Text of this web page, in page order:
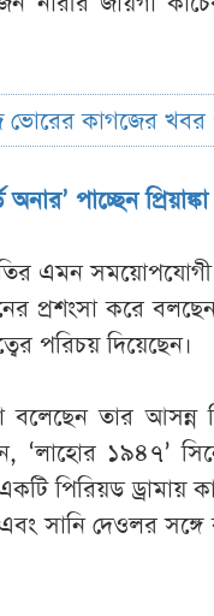
ভোরের কাগজের
অনার’ পাচ্ছেন
এমন
প্রশংসা করে
পরিচয় দিয়েছেন।
বলেছেন তার আসন্ন
‘লাহোর ১৯৪৭’
পিরিয়ড ড্রামায়
সানি দেওলর